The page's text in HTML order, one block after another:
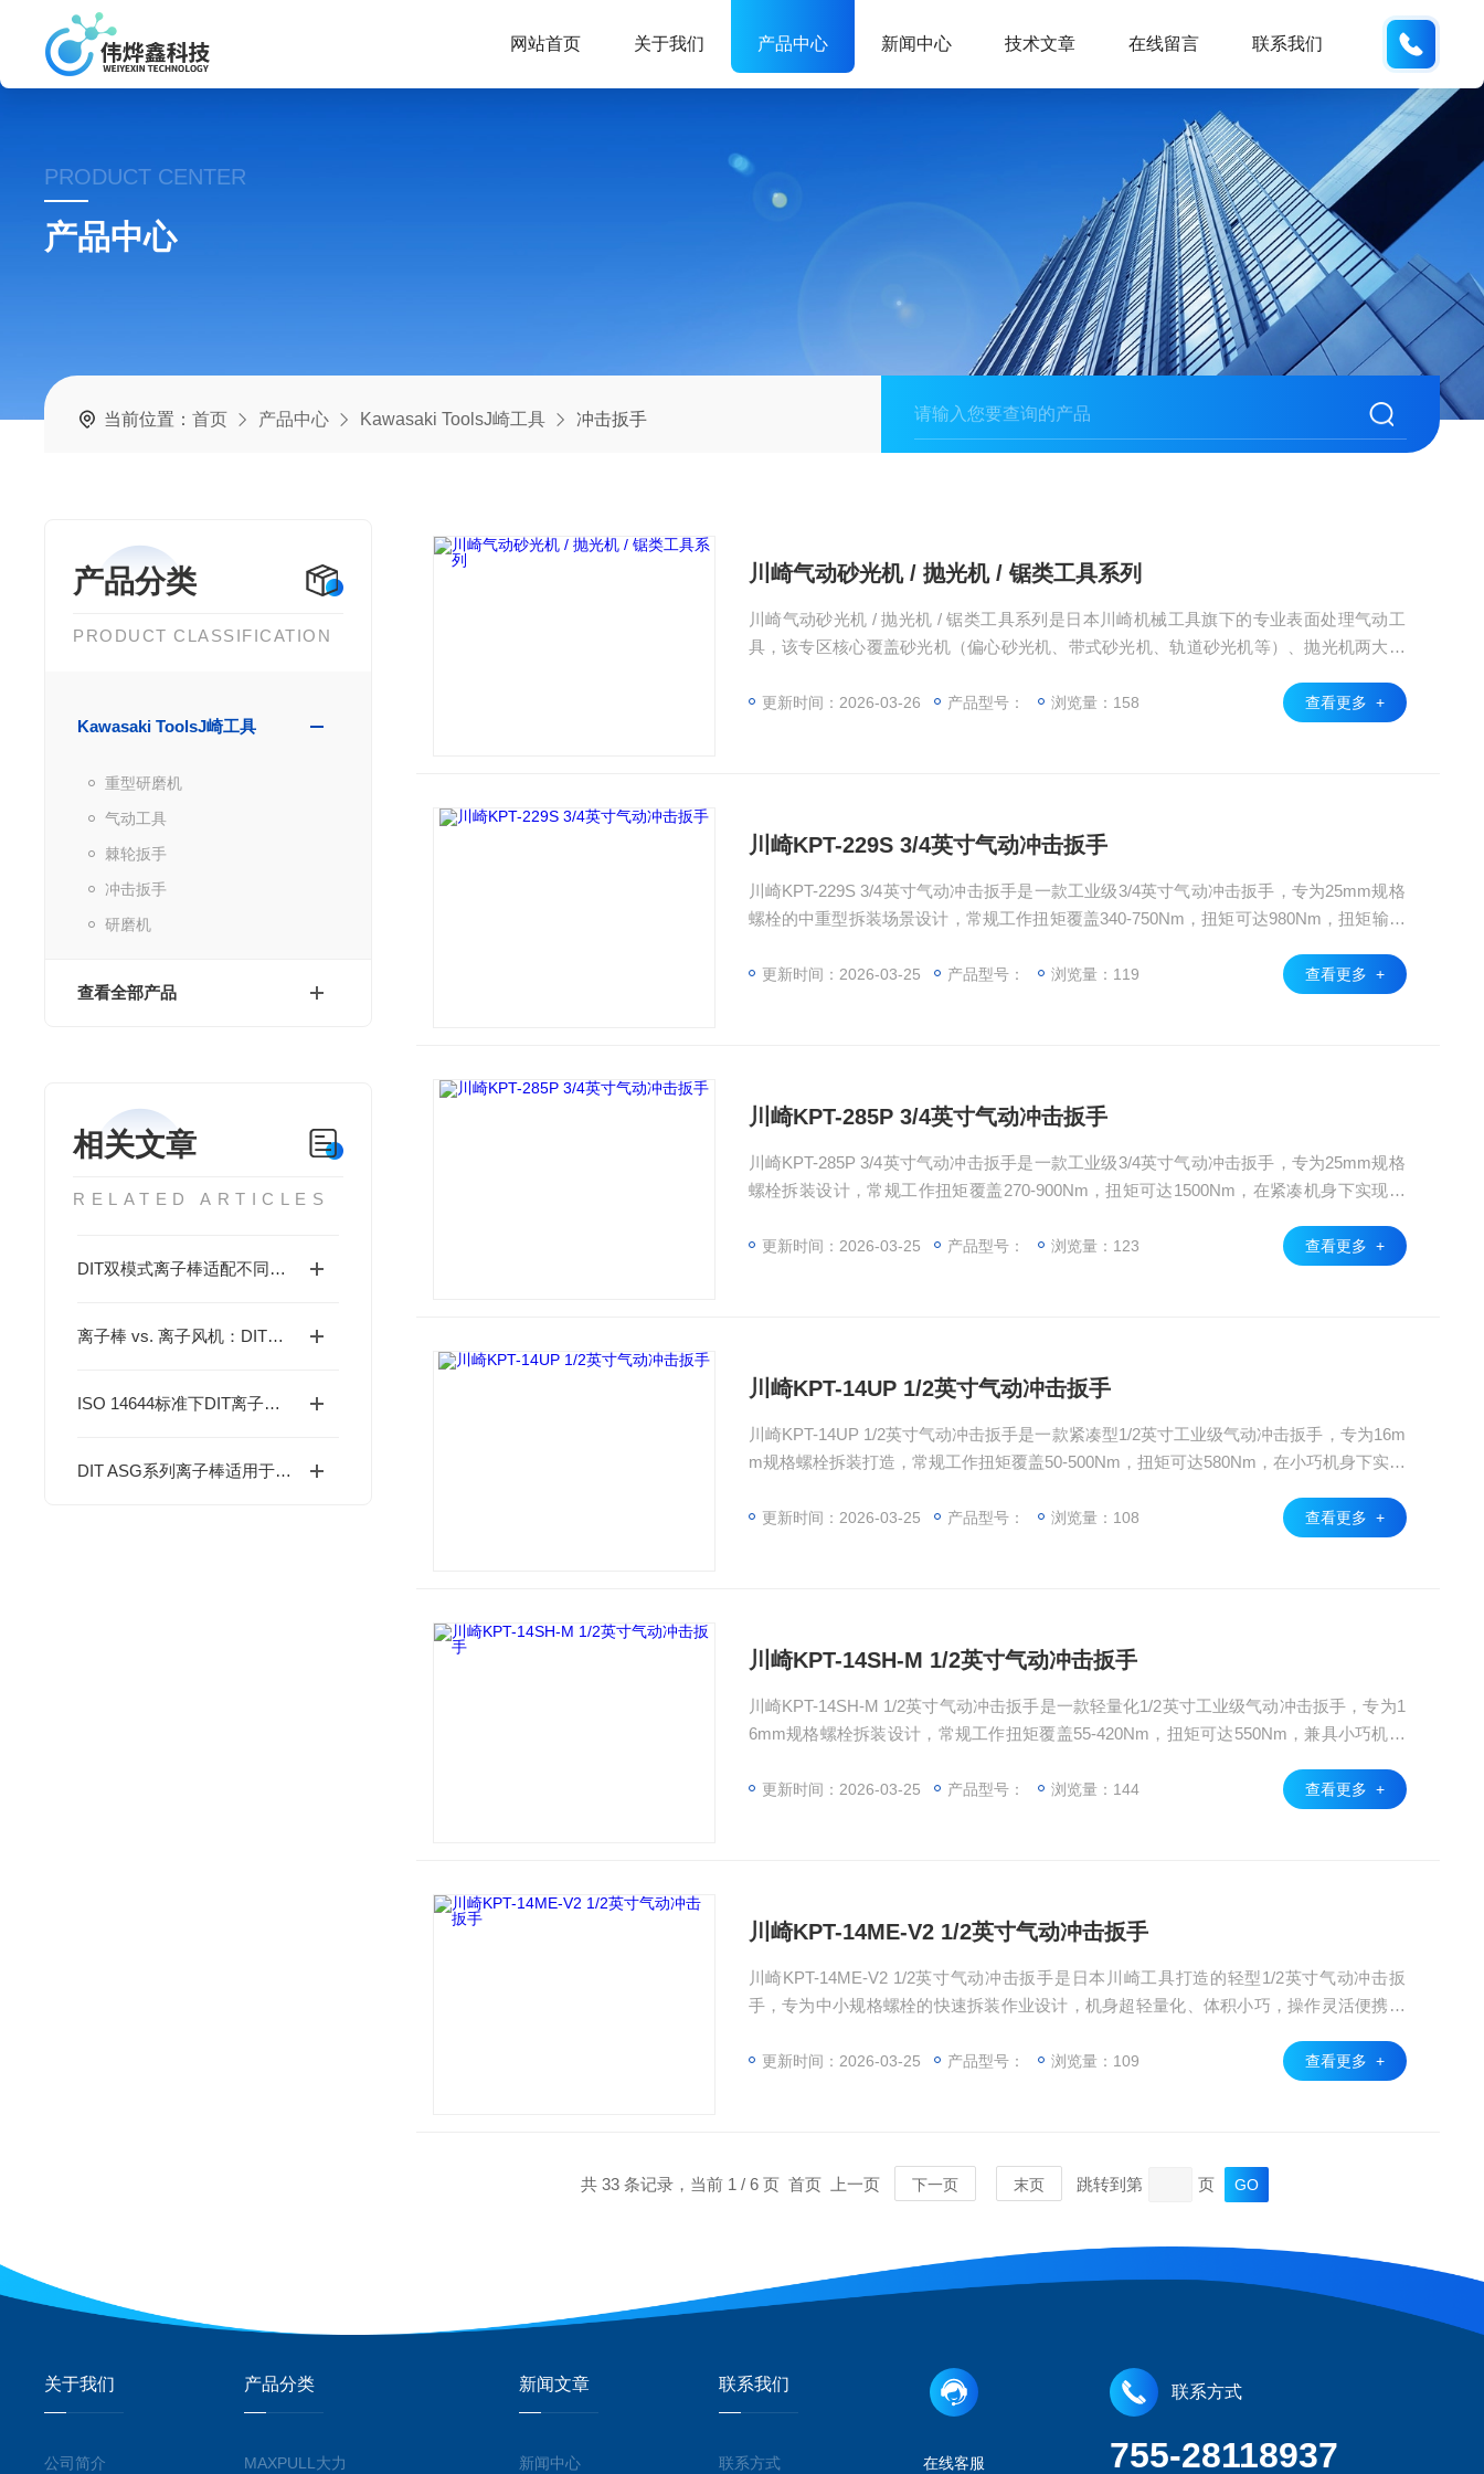
网站首页 关于我们 产品中心 新闻中心 技术文章 在线留言 联系我们
PRODUCT CENTER
产品中心
当前位置：首页 产品中心 Kawasaki ToolsJ崎工具 冲击扳手
产品分类
PRODUCT CLASSIFICATION
Kawasaki ToolsJ崎工具
重型研磨机
气动工具
棘轮扳手
冲击扳手
研磨机
查看全部产品
相关文章
RELATED ARTICLES
DIT双模式离子棒适配不同距离静电消除
离子棒 vs. 离子风机：DIT静电消除设备怎么选？
ISO 14644标准下DIT离子棒的洁净室静电消除优化
DIT ASG系列离子棒适用于精密装配静电消除场景
川崎气动砂光机 / 抛光机 / 锯类工具系列
川崎气动砂光机 / 抛光机 / 锯类工具系列是日本川崎机械工具旗下的专业表面处理气动工
具，该专区核心覆盖砂光机（偏心砂光机、带式砂光机、轨道砂光机等）、抛光机两大核
号，在产款20余款，全系列统一配置1/4“标准进气口，适配通用气动压缩系统，机身轻量
更新时间：2026-03-26 产品型号： 浏览量：158 查看更多 +
川崎KPT-229S 3/4英寸气动冲击扳手
川崎KPT-229S 3/4英寸气动冲击扳手是一款工业级3/4英寸气动冲击扳手，专为25mm规格
螺栓的中重型拆装场景设计，常规工作扭矩覆盖340-750Nm，扭矩可达980Nm，扭矩输出
用进气口，仅650l/m的耗气量实现节能与动力的平衡，4500rpm空载转速满足中重型作业
更新时间：2026-03-25 产品型号： 浏览量：119 查看更多 +
川崎KPT-285P 3/4英寸气动冲击扳手
川崎KPT-285P 3/4英寸气动冲击扳手是一款工业级3/4英寸气动冲击扳手，专为25mm规格
螺栓拆装设计，常规工作扭矩覆盖270-900Nm，扭矩可达1500Nm，在紧凑机身下实现强
口，5500rpm高空载转速大幅提升作业效率，能满足工程机械维修、重型车辆保养、工业
更新时间：2026-03-25 产品型号： 浏览量：123 查看更多 +
川崎KPT-14UP 1/2英寸气动冲击扳手
川崎KPT-14UP 1/2英寸气动冲击扳手是一款紧凑型1/2英寸工业级气动冲击扳手，专为16m
m规格螺栓拆装打造，常规工作扭矩覆盖50-500Nm，扭矩可达580Nm，在小巧机身下实现
配1/4英寸通用进气口，6000rpm高空载转速大幅提升拆装效率，适配汽车维修、轻工装
更新时间：2026-03-25 产品型号： 浏览量：108 查看更多 +
川崎KPT-14SH-M 1/2英寸气动冲击扳手
川崎KPT-14SH-M 1/2英寸气动冲击扳手是一款轻量化1/2英寸工业级气动冲击扳手，专为1
6mm规格螺栓拆装设计，常规工作扭矩覆盖55-420Nm，扭矩可达550Nm，兼具小巧机身
000rpm高空载转速大幅提升作业效率，能满足汽车维修、小型设备装配、轻工制造等场景
更新时间：2026-03-25 产品型号： 浏览量：144 查看更多 +
川崎KPT-14ME-V2 1/2英寸气动冲击扳手
川崎KPT-14ME-V2 1/2英寸气动冲击扳手是日本川崎工具打造的轻型1/2英寸气动冲击扳
手，专为中小规格螺栓的快速拆装作业设计，机身超轻量化、体积小巧，操作灵活便携，
类轻型作业场景，1/4英寸进气口适配小型气动管路，是汽车维保、机械装配、五金加工等
更新时间：2026-03-25 产品型号： 浏览量：109 查看更多 +
共 33 条记录，当前 1 / 6 页 首页 上一页 下一页 末页 跳转到第 页
关于我们
公司简介
产品分类
MAXPULL大力
新闻文章
新闻中心
联系我们
联系方式 在线客服
联系方式
755-28118937